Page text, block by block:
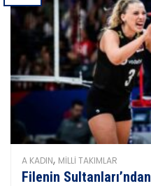
A KADIN, MILLI TAKIMLAR
Filenin